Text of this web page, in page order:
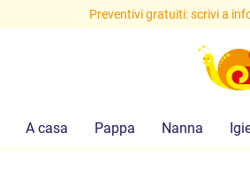
Preventivi gratuiti: scrivi a
A casa Pappa Nanna